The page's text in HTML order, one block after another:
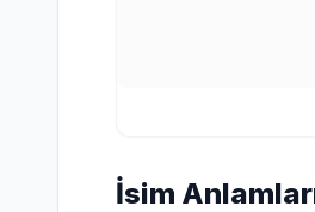
İsim